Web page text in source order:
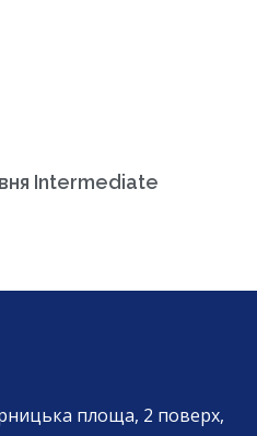
Intermediate
площа, 2 поверх,